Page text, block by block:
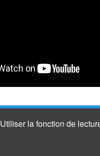
Utiliser la fonction de